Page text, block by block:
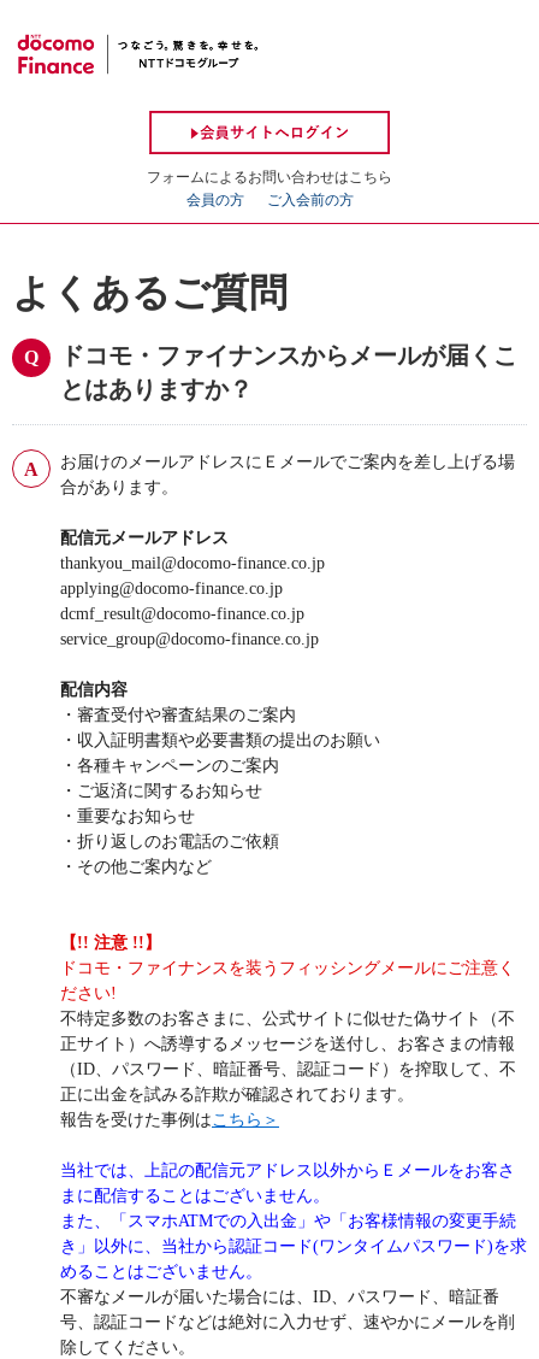
フォームによるお問い合わせはこちら
会員の方
ご入会前の方
よくあるご質問
ドコモ・ファイナンスからメールが届くこ
とはありますか？
お届けのメールアドレスにＥメールでご案内を差し上げる場
合があります。
配信元メールアドレス
thankyou_mail@docomo-finance.co.jp
applying@docomo-finance.co.jp
dcmf_result@docomo-finance.co.jp
service_group@docomo-finance.co.jp
配信内容
・審査受付や審査結果のご案内
・収入証明書類や必要書類の提出のお願い
・各種キャンペーンのご案内
・ご返済に関するお知らせ
・重要なお知らせ
・折り返しのお電話のご依頼
・その他ご案内など
【!! 注意 !!】
ドコモ・ファイナンスを装うフィッシングメールにご注意く
ださい!
不特定多数のお客さまに、公式サイトに似せた偽サイト（不
正サイト）へ誘導するメッセージを送付し、お客さまの情報
（ID、パスワード、暗証番号、認証コード）を搾取して、不
正に出金を試みる詐欺が確認されております。
報告を受けた事例はこちら＞
当社では、上記の配信元アドレス以外からＥメールをお客さ
まに配信することはございません。
また、「スマホATMでの入出金」や「お客様情報の変更手続
き」以外に、当社から認証コード(ワンタイムパスワード)を求
めることはございません。
不審なメールが届いた場合には、ID、パスワード、暗証番
号、認証コードなどは絶対に入力せず、速やかにメールを削
除してください。